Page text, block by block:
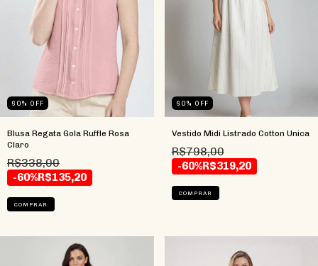
60% OFF
Blusa Regata Gola Ruffle Rosa
Claro
R$338,00
-60%R$135,20
COMPRAR
60% OFF
Vestido Midi Listrado Cotton Unica
R$798,00
-60%R$319,20
COMPRAR